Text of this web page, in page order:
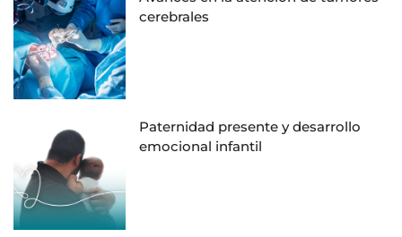
cerebrales
Paternidad presente y desarrollo
emocional infantil